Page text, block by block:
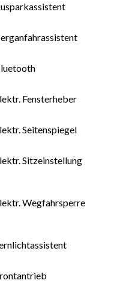
Fensterheber
Seitenspiegel
Sitzeinstellung
Wegfahrsperre